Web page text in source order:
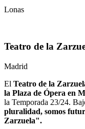
Lonas
Teatro de la
Madrid
El Teatro de la
la Plaza de Ópera en
la Temporada 23/24.
pluralidad, somos
Zarzuela".